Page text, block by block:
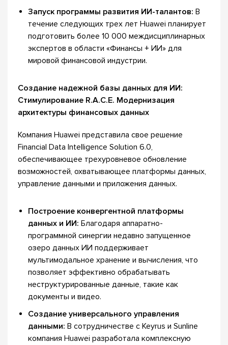
Запуск программы развития ИИ-талантов: В
течение следующих трех лет Huawei планирует
подготовить более 10 000 междисциплинарных
экспертов в области «Финансы + ИИ» для
мировой финансовой индустрии.
Создание надежной базы данных для ИИ:
Стимулирование R.A.C.E. Модернизация
архитектуры финансовых данных
Компания Huawei представила свое решение
Financial Data Intelligence Solution 6.0,
обеспечивающее трехуровневое обновление
возможностей, охватывающее платформы данных,
управление данными и приложения данных.
Построение конвергентной платформы
данных и ИИ: Благодаря аппаратно-
программной синергии недавно запущенное
озеро данных ИИ поддерживает
мультимодальное хранение и вычисления, что
позволяет эффективно обрабатывать
неструктурированные данные, такие как
документы и видео.
Создание универсального управления
данными: В сотрудничестве с Keyrus и Sunline
компания Huawei разработала комплексную